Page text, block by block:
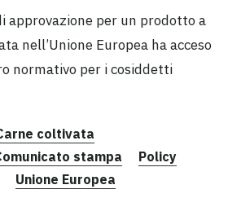
approvazione per un prodotto a
nell’Unione Europea ha acceso
normativo per i cosiddetti
coltivata
stampa
Policy
Unione Europea